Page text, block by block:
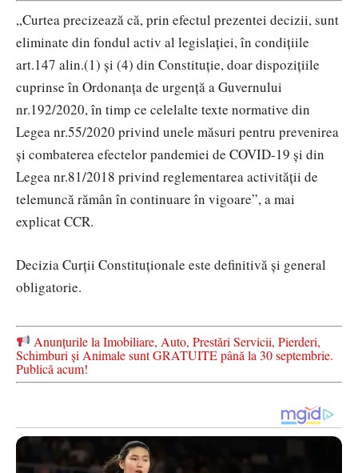
„Curtea precizează că, prin efectul prezentei decizii, sunt
eliminate din fondul activ al legislației, în condițiile
art.147 alin.(1) și (4) din Constituție, doar dispozițiile
cuprinse în Ordonanța de urgență a Guvernului
nr.192/2020, în timp ce celelalte texte normative din
Legea nr.55/2020 privind unele măsuri pentru prevenirea
și combaterea efectelor pandemiei de COVID-19 și din
Legea nr.81/2018 privind reglementarea activității de
telemuncă rămân în continuare în vigoare”, a mai
explicat CCR.
Decizia Curții Constituționale este definitivă şi general
obligatorie.
Anunțurile la Imobiliare, Auto, Prestări Servicii, Pierderi,
Schimburi și Animale sunt GRATUITE până la 30 septembrie.
Publică acum!